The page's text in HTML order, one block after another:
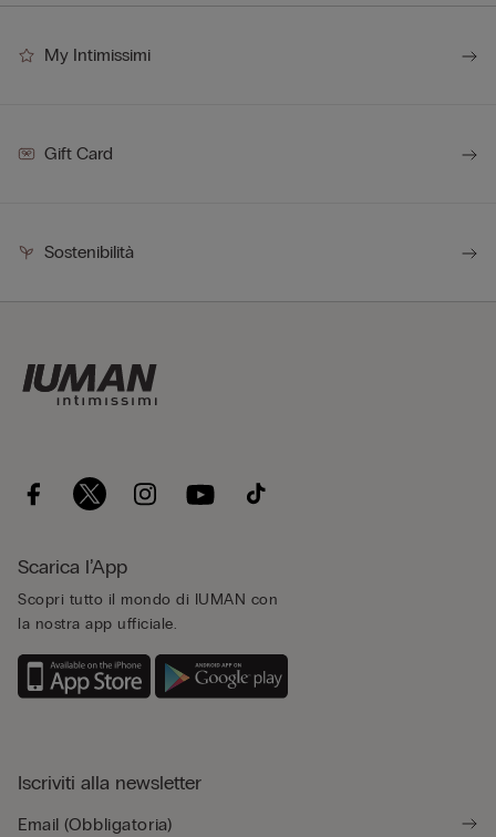
My Intimissimi
Gift Card
Sostenibilità
Scarica l’App
Scopri tutto il mondo di IUMAN con
la nostra app ufficiale.
Iscriviti alla newsletter